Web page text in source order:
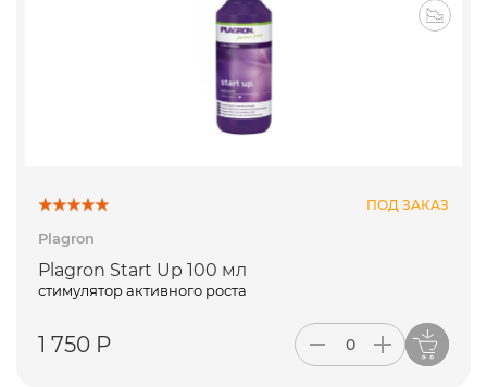
ПОД ЗАКАЗ
Plagron
Plagron Start Up 100 мл
стимулятор активного роста
1 750 Р